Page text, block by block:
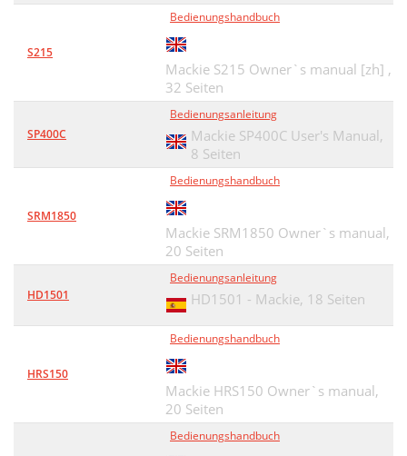
S215
Bedienungshandbuch
Mackie S215 Owner`s manual [zh] ,
32 Seiten
SP400C
Bedienungsanleitung
Mackie SP400C User's Manual,
8 Seiten
SRM1850
Bedienungshandbuch
Mackie SRM1850 Owner`s manual,
20 Seiten
HD1501
Bedienungsanleitung
HD1501 - Mackie, 18 Seiten
HRS150
Bedienungshandbuch
Mackie HRS150 Owner`s manual,
20 Seiten
Bedienungshandbuch